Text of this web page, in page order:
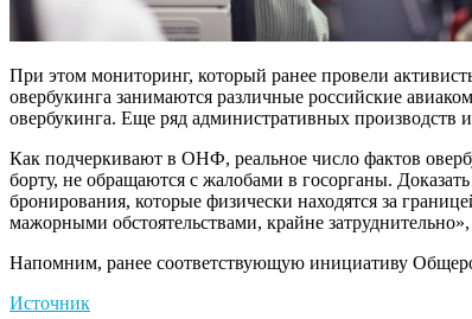
При этом мониторинг, который ранее провели
овербукинга занимаются различные российские
овербукинга. Еще ряд административных производств
Как подчеркивают в ОНФ, реальное число фактов
борту, не обращаются с жалобами в госорганы.
бронирования, которые физически находятся за
мажорными обстоятельствами, крайне
Напомним, ранее соответствующую инициативу
Источник